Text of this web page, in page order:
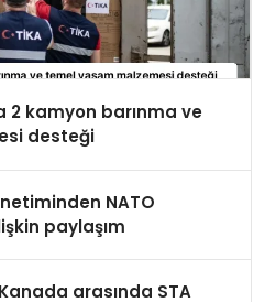
2 kamyon barınma ve
desteği
NATO
paylaşım
arasında STA